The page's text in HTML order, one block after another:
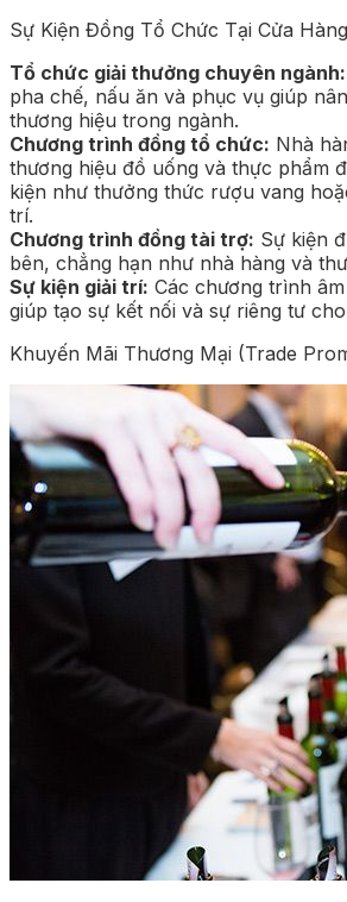
Sự Kiện Đồng Tổ Chức Tại Cửa Hàng
Tổ chức giải thưởng chuyên ngành:
pha chế, nấu ăn và phục vụ giúp
thương hiệu trong ngành.
Chương trình đồng tổ chức: Nhà
thương hiệu đồ uống và thực phẩm
kiện như thưởng thức rượu vang
trí.
Chương trình đồng tài trợ: Sự kiện
bên, chẳng hạn như nhà hàng và
Sự kiện giải trí: Các chương trình
giúp tạo sự kết nối và sự riêng tư
Khuyến Mãi Thương Mại (Trade